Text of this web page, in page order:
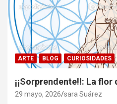
ARTE BLOG CURIOSIDADES
¡¡Sorprendente!!: La flor
29 mayo, 2026 sara Suárez